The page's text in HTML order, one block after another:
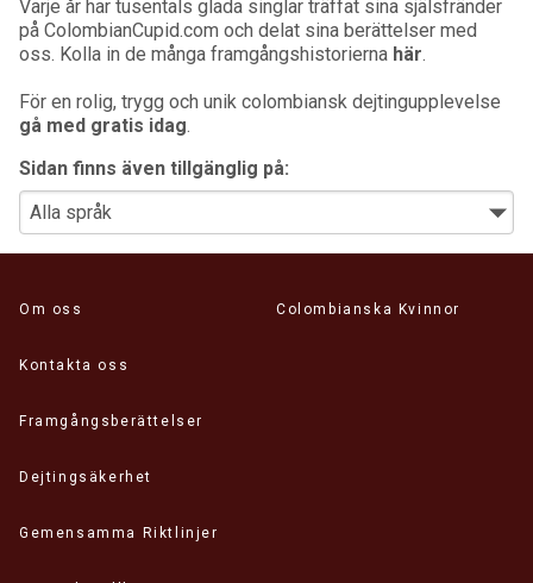
Varje år har tusentals glada singlar träffat sina själsfränder
på ColombianCupid.com och delat sina berättelser med
oss. Kolla in de många framgångshistorierna här.
För en rolig, trygg och unik colombiansk dejtingupplevelse
gå med gratis idag.
Sidan finns även tillgänglig på:
Om oss
Kontakta oss
Framgångsberättelser
Dejtingsäkerhet
Gemensamma Riktlinjer
Colombianska Kvinnor